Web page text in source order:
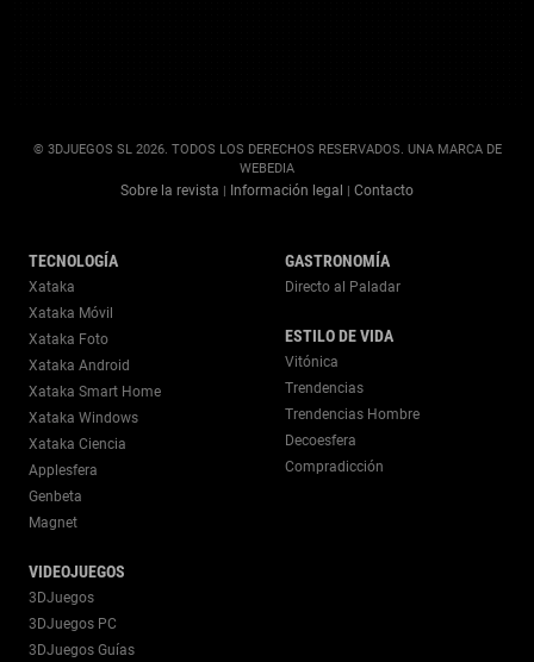
© 3DJUEGOS SL 2026. TODOS LOS DERECHOS RESERVADOS. UNA MARCA DE
WEBEDIA
Sobre la revista Información legal Contacto
TECNOLOGÍA
Xataka
Xataka Móvil
Xataka Foto
Xataka Android
Xataka Smart Home
Xataka Windows
Xataka Ciencia
Applesfera
Genbeta
Magnet
VIDEOJUEGOS
3DJuegos
3DJuegos PC
3DJuegos Guías
GASTRONOMÍA
Directo al Paladar
ESTILO DE VIDA
Vitónica
Trendencias
Trendencias Hombre
Decoesfera
Compradicción